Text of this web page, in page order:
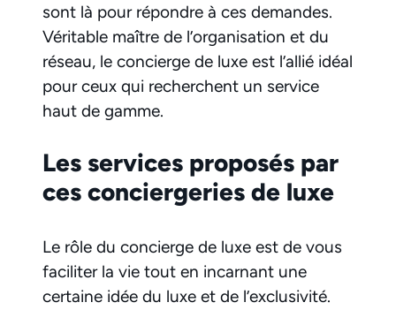
sont là pour répondre à ces demandes.
Véritable maître de l’organisation et du
réseau, le concierge de luxe est l’allié idéal
pour ceux qui recherchent un service
haut de gamme.
Les services proposés par
ces conciergeries de luxe
Le rôle du concierge de luxe est de vous
faciliter la vie tout en incarnant une
certaine idée du luxe et de l’exclusivité.